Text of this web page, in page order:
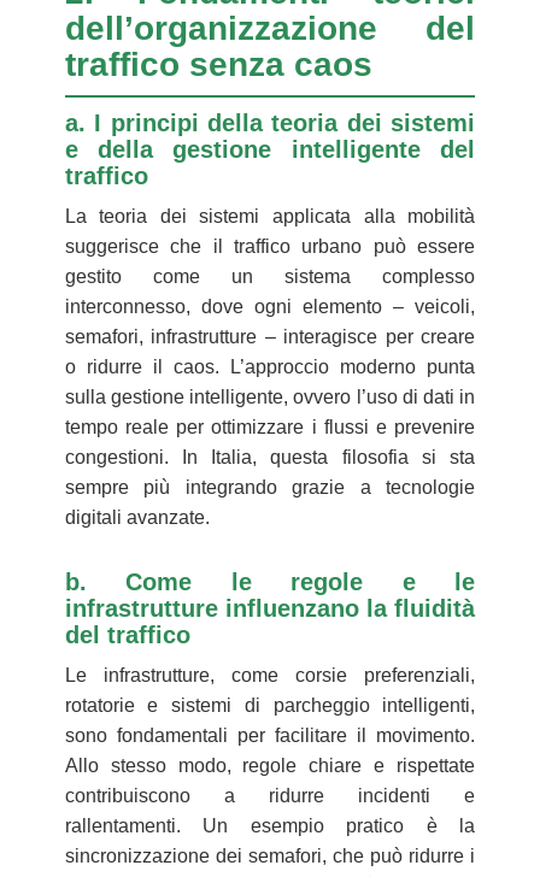
dell’organizzazione del
traffico senza caos
a. I principi della teoria dei sistemi
e della gestione intelligente del
traffico
La teoria dei sistemi applicata alla mobilità
suggerisce che il traffico urbano può essere
gestito come un sistema complesso
interconnesso, dove ogni elemento – veicoli,
semafori, infrastrutture – interagisce per creare
o ridurre il caos. L’approccio moderno punta
sulla gestione intelligente, ovvero l’uso di dati in
tempo reale per ottimizzare i flussi e prevenire
congestioni. In Italia, questa filosofia si sta
sempre più integrando grazie a tecnologie
digitali avanzate.
b. Come le regole e le
infrastrutture influenzano la fluidità
del traffico
Le infrastrutture, come corsie preferenziali,
rotatorie e sistemi di parcheggio intelligenti,
sono fondamentali per facilitare il movimento.
Allo stesso modo, regole chiare e rispettate
contribuiscono a ridurre incidenti e
rallentamenti. Un esempio pratico è la
sincronizzazione dei semafori, che può ridurre i